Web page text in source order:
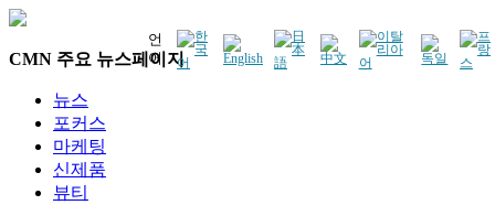
언
어
CMN 주요 뉴스페이지
뉴스
포커스
마케팅
신제품
뷰티